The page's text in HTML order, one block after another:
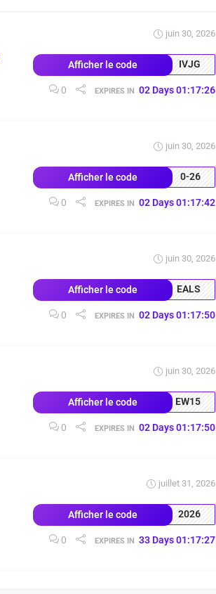
juin 30, 2026
Afficher le code IVJG
0 EXPIRES IN 02 Days 01:17:25
juin 30, 2026
Afficher le code 0-26
0 EXPIRES IN 02 Days 01:17:41
juin 30, 2026
Afficher le code EALS
0 EXPIRES IN 02 Days 01:17:49
juin 30, 2026
Afficher le code EW15
0 EXPIRES IN 02 Days 01:17:49
juillet 31, 2026
Afficher le code 2026
0 EXPIRES IN 33 Days 01:17:26